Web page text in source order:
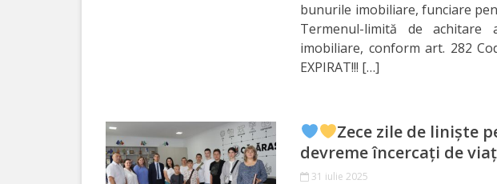
Strategii
Registrul
bunurile imobiliare, funciare
Termenul-limită de
imobiliare, conform art. 282
EXPIRAT!!! […]
Zece zile de liniște
devreme încercați de
31 iulie 2025